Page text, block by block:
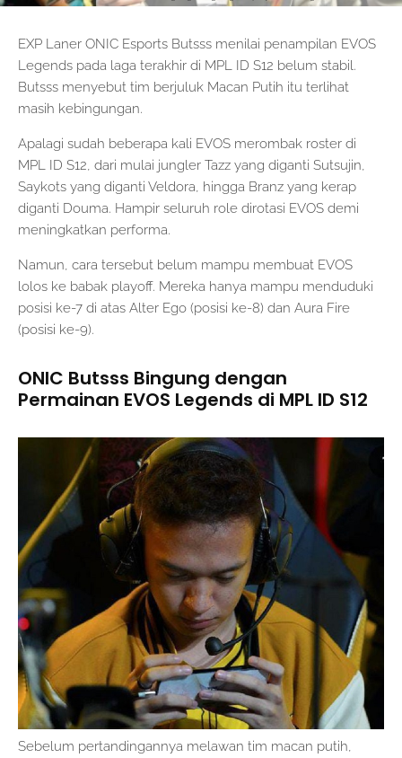
EXP Laner ONIC Esports Butsss menilai penampilan EVOS
Legends pada laga terakhir di MPL ID S12 belum stabil.
Butsss menyebut tim berjuluk Macan Putih itu terlihat
masih kebingungan.
Apalagi sudah beberapa kali EVOS merombak roster di
MPL ID S12, dari mulai jungler Tazz yang diganti Sutsujin,
Saykots yang diganti Veldora, hingga Branz yang kerap
diganti Douma. Hampir seluruh role dirotasi EVOS demi
meningkatkan performa.
Namun, cara tersebut belum mampu membuat EVOS
lolos ke babak playoff. Mereka hanya mampu menduduki
posisi ke-7 di atas Alter Ego (posisi ke-8) dan Aura Fire
(posisi ke-9).
ONIC Butsss Bingung dengan
Permainan EVOS Legends di MPL ID S12
Sebelum pertandingannya melawan tim macan putih,